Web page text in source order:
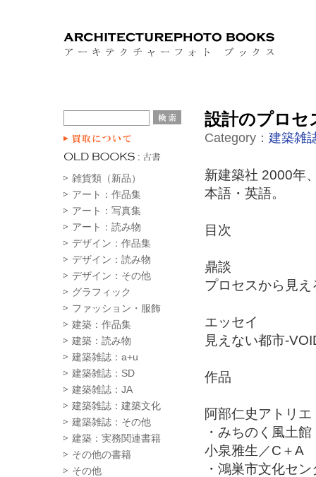
雑貨類（新品）
アート：作品集
アート：写真集
アート：読み物
デザイン：作品集
デザイン：読み物
デザイン：その他
グラフィック
ファッション・服飾
建築：作品集
建築：読み物
建築雑誌：a+u
建築雑誌：SD
建築雑誌：JA
建築雑誌：建築文化
建築雑誌：その他
建築：実務関連書籍
その他の書籍
その他
設計のプロ
Category： 建築雑
新建築社 2000年
本語・英語。
目次
鼎談
プロセスから見
エッセイ
見えない都市-
作品
阿部仁史アトリエ
・みちのく風土館
小泉雅生／C＋A
・鴻巣市文化セ